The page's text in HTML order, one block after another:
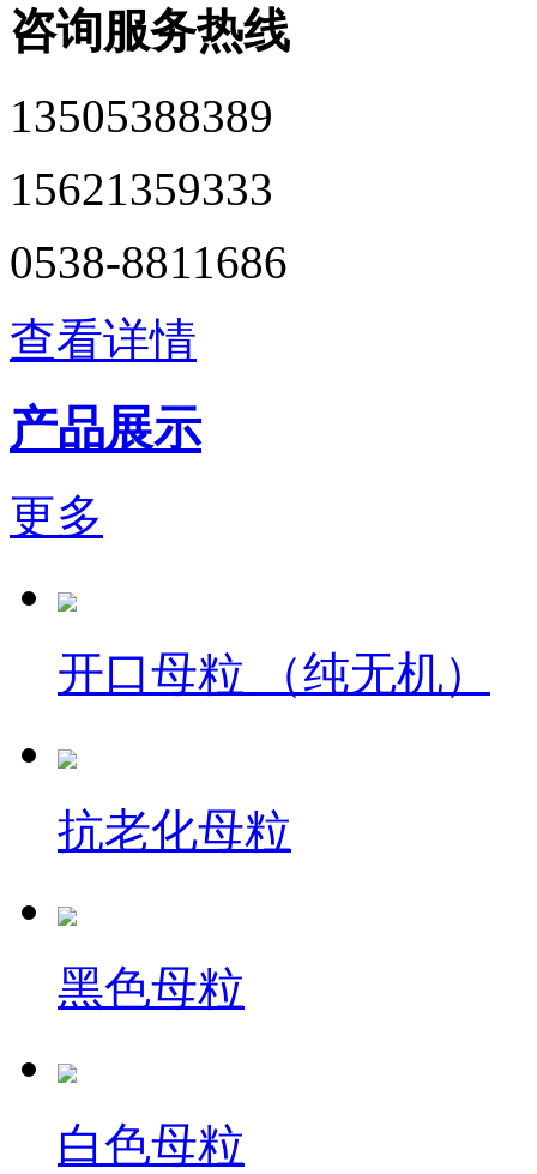
咨询服务热线
13505388389
15621359333
0538-8811686
查看详情
产品展示
更多
开口母粒 （纯无机）
抗老化母粒
黑色母粒
白色母粒